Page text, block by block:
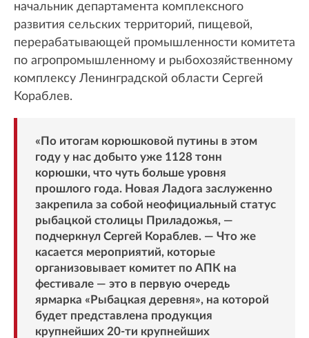
начальник департамента комплексного
развития сельских территорий, пищевой,
перерабатывающей промышленности комитета
по агропромышленному и рыбохозяйственному
комплексу Ленинградской области Сергей
Кораблев.
«По итогам корюшковой путины в этом
году у нас добыто уже 1128 тонн
корюшки, что чуть больше уровня
прошлого года. Новая Ладога заслуженно
закрепила за собой неофициальный статус
рыбацкой столицы Приладожья, —
подчеркнул Сергей Кораблев. — Что же
касается мероприятий, которые
организовывает комитет по АПК на
фестивале — это в первую очередь
ярмарка «Рыбацкая деревня», на которой
будет представлена продукция
крупнейших 20-ти крупнейших